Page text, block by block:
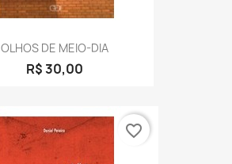
OLHOS DE MEIO-DIA
R$ 30,00
favorite_border